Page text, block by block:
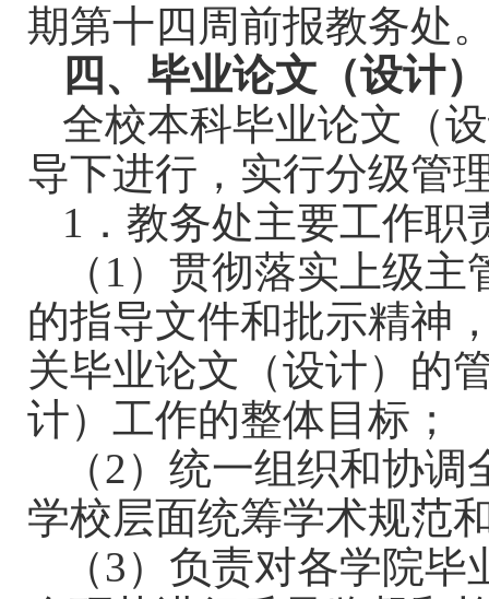
期第十四周前报教务处
四、毕业论文（设计
全校本科毕业论文（
导下进行，实行分级管
1 ．教务处主要工作职
（ 1 ）贯彻落实上级主
的指导文件和批示精神
关毕业论文（设计）的
计）工作的整体目标；
（2）统一组织和协调
学校层面统筹学术规范
（3）负责对各学院毕